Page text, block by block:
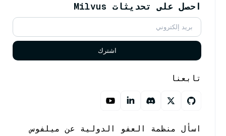
احصل على تحديثات Milvus
اشترك
تابعنا
اسأل منظمة العفو الدولية عن ميلفوس